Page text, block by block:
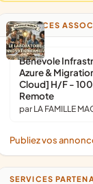
ANNONCES
Bénévole
Azure &
Cloud] H/F -
Remote
par LA FAMILLE
Publiez vos
SERVICES